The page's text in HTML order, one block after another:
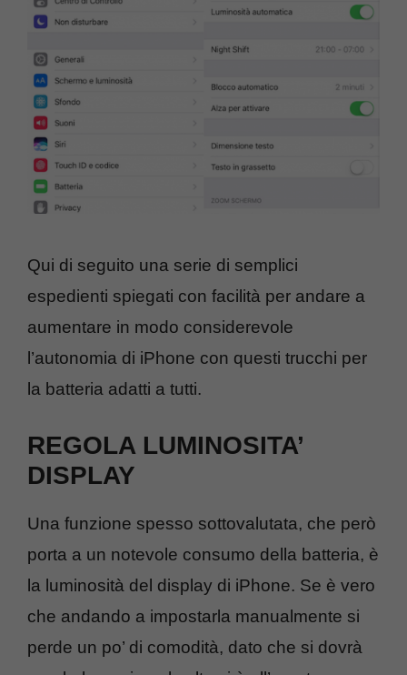
Qui di seguito una serie di semplici
espedienti spiegati con facilità per andare a
aumentare in modo considerevole
l’autonomia di iPhone con questi trucchi per
la batteria adatti a tutti.
REGOLA LUMINOSITA’
DISPLAY
Una funzione spesso sottovalutata, che però
porta a un notevole consumo della batteria, è
la luminosità del display di iPhone. Se è vero
che andando a impostarla manualmente si
perde un po’ di comodità, dato che si dovrà